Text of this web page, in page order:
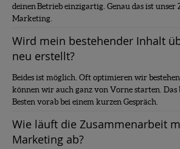
deinen Betrieb einzigartig. Genau das ist unser
Marketing.
Wird mein bestehender Inhalt
neu erstellt?
Beides ist möglich. Oft optimieren wir
können wir auch ganz von Vorne starten. Das
Besten vorab bei einem kurzen Gespräch.
Wie läuft die Zusammenarbeit
Marketing ab?